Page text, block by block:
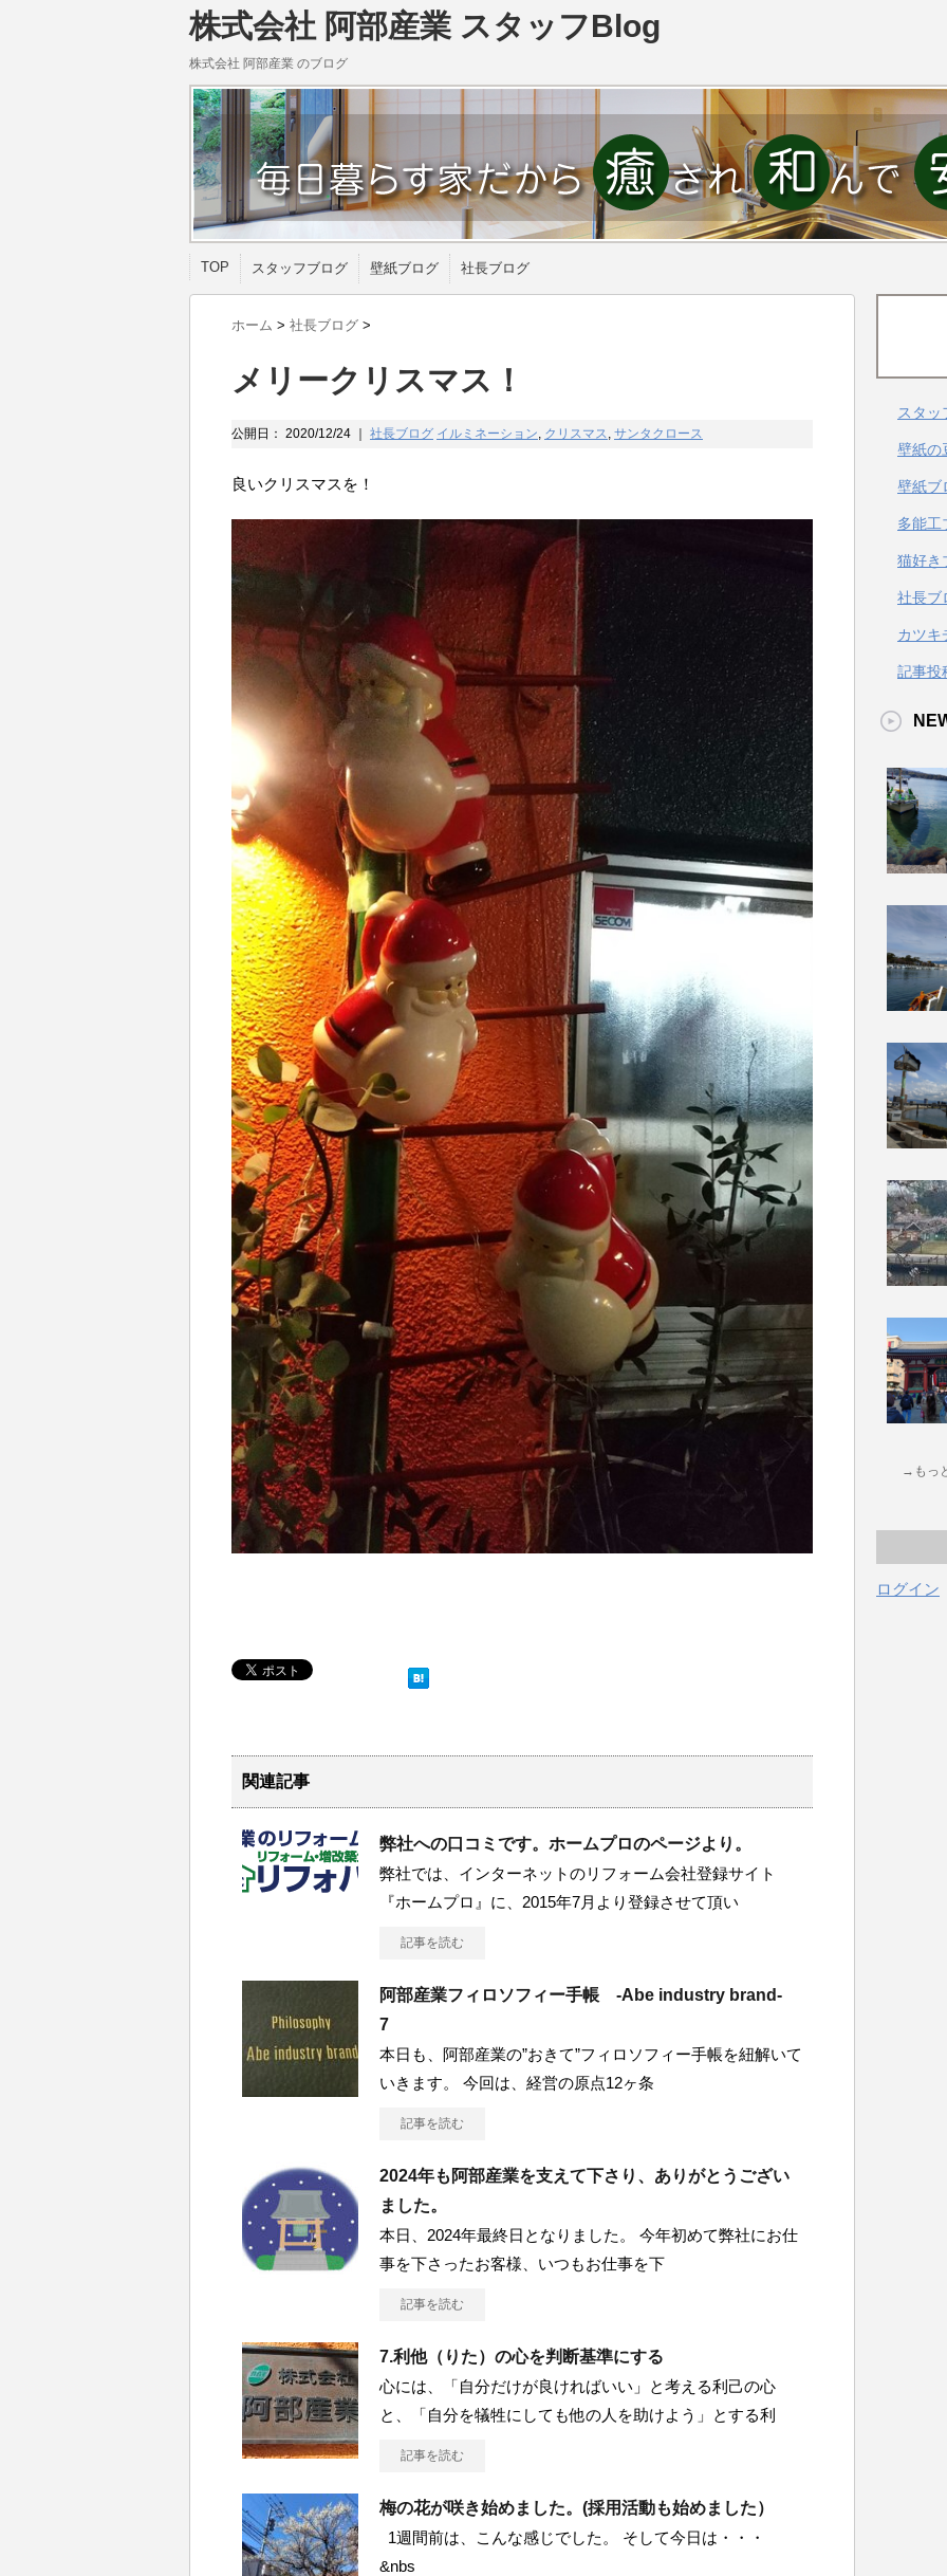
株式会社 阿部産業 スタッフBlog
株式会社 阿部産業 のブログ
TOP スタッフブログ 壁紙ブログ 社長ブログ
ホーム > 社長ブログ >
メリークリスマス！
公開日： 2020/12/24 社長ブログ イルミネーション, クリスマス, サンタクロース
良いクリスマスを！
関連記事
弊社への口コミです。ホームプロのページより。
弊社では、インターネットのリフォーム会社登録サイト
『ホームプロ』に、2015年7月より登録させて頂い
記事を読む
阿部産業フィロソフィー手帳 -Abe industry brand-
7
本日も、阿部産業の”おきて”フィロソフィー手帳を紐解いて
いきます。 今回は、経営の原点12ヶ条
記事を読む
2024年も阿部産業を支えて下さり、ありがとうござい
ました。
本日、2024年最終日となりました。 今年初めて弊社にお仕
事を下さったお客様、いつもお仕事を下
記事を読む
7.利他（りた）の心を判断基準にする
心には、「自分だけが良ければいい」と考える利己の心
と、「自分を犠牲にしても他の人を助けよう」とする利
記事を読む
梅の花が咲き始めました。(採用活動も始めました）
1週間前は、こんな感じでした。 そして今日は・・・
&nbs
スタッ
壁紙の
壁紙ブ
多能工
猫好き
社長ブ
カツキ
記事投
→もっ
ログイン